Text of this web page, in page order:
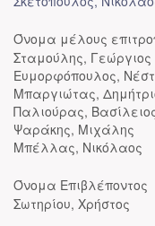
Όνομα μέλους
Σταμούλης, Γεώργιος
Ευμορφόπουλος,
Μπαργιώτας,
Παλιούρας,
Ψαράκης, Μιχάλης
Μπέλλας, Νικόλαος
Όνομα Επιβλέποντος
Σωτηρίου, Χρήστος